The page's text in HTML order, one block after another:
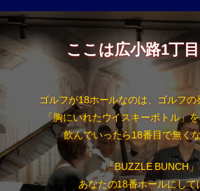
ここは広小路1丁
ゴルフが18ホールなのは、ゴルフの
「胸にいれたウイスキーボトル」
飲んでいったら18番目で無く
「BUZZLE BUNCH」
あなたの18番ホールにして